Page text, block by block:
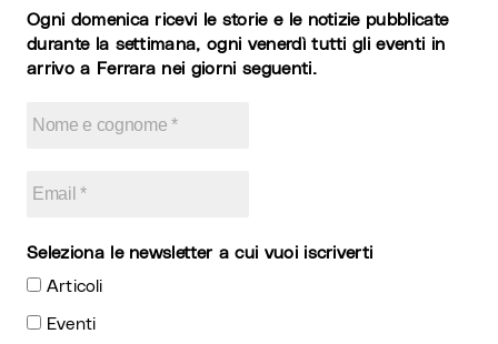
Ogni domenica ricevi le storie e le notizie pubblicate
durante la settimana, ogni venerdì tutti gli eventi in
arrivo a Ferrara nei giorni seguenti.
Seleziona le newsletter a cui vuoi iscriverti
Articoli
Eventi